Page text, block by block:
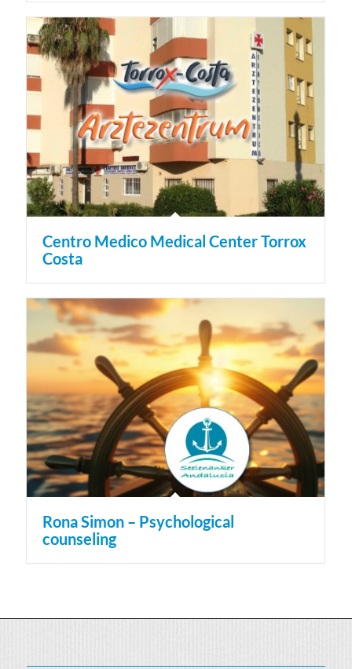
Centro Medico Medical Center Torrox
Costa
Rona Simon – Psychological
counseling